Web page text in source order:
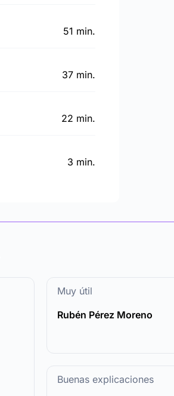
51 min.
37 min.
22 min.
3 min.
Muy útil
Rubén Pérez Moreno
Buenas explicaciones